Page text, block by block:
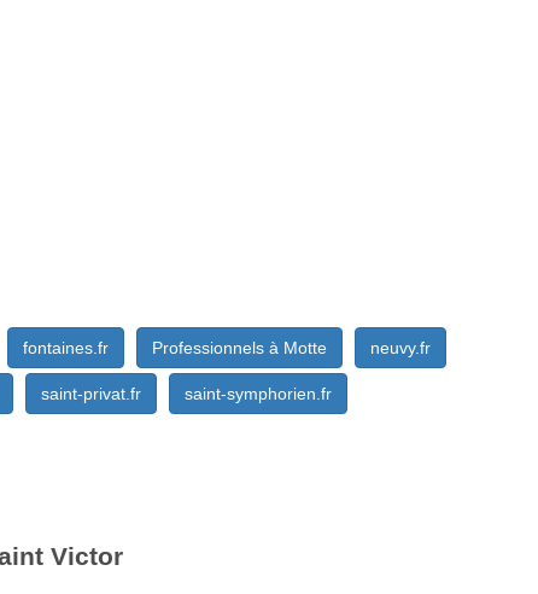
fontaines.fr Professionnels à Motte neuvy.fr
saint-privat.fr saint-symphorien.fr
Victor